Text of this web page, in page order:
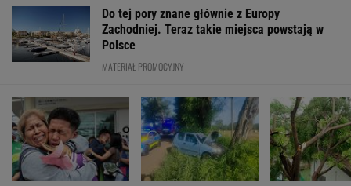
Do tej pory znane głównie z Europy
Zachodniej. Teraz takie miejsca powstają w
Polsce
MATERIAŁ PROMOCYJNY